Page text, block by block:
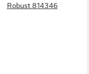
Robust 814346